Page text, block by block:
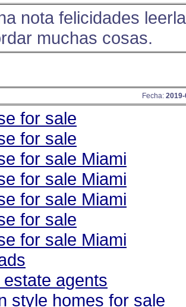
nota felicidades
muchas cosas.
Fecha:
for sale
for sale
for sale Miami
for sale Miami
for sale Miami
for sale
for sale Miami
agents
style homes for sale